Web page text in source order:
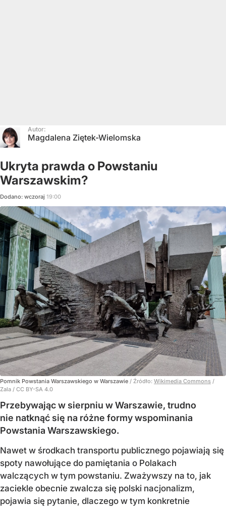
Autor:
Magdalena Ziętek-Wielomska
Ukryta prawda o Powstaniu
Warszawskim?
Dodano: wczoraj 19:00
Pomnik Powstania Warszawskiego w Warszawie / Źródło: Wikimedia Commons /
Zala / CC BY-SA 4.0
Przebywając w sierpniu w Warszawie, trudno
nie natknąć się na różne formy wspominania
Powstania Warszawskiego.
Nawet w środkach transportu publicznego pojawiają się
spoty nawołujące do pamiętania o Polakach
walczących w tym powstaniu. Zważywszy na to, jak
zaciekle obecnie zwalcza się polski nacjonalizm,
pojawia się pytanie, dlaczego w tym konkretnie